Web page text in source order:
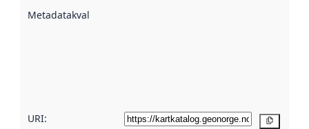
Metadatakvalitet
URI: